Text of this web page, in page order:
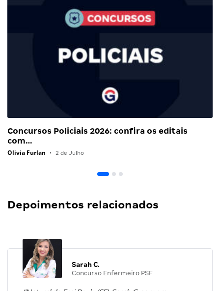
Concursos Policiais 2026: confira os editais
com…
Olivia Furlan • 2 de Julho
Depoimentos relacionados
Sarah C.
Concurso Enfermeiro PSF